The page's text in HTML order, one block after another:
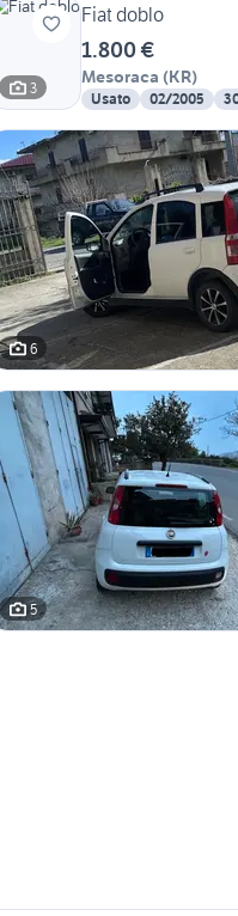
3
Fiat doblo
1.800 €
Mesoraca (KR)
Usato 02/2005
6
5